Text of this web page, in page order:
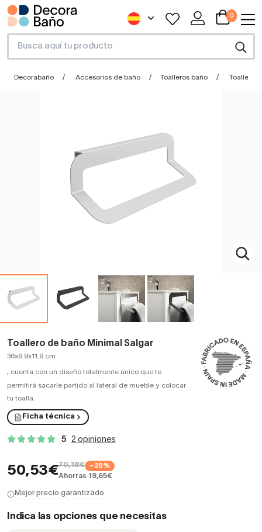
0
Decorabaño Accesorios de baño Toalleros baño Toallero
Toallero de baño Minimal Salgar
36x9.9x11.9 cm
, cuenta con un diseño totalmente único que te
permitirá sacarle partido al lateral de mueble y colocar
tu toalla.
Ficha técnica
5 2 opiniones
50,53€70,18€ −28%
Ahorras 19,65€
Mejor precio garantizado
Indica las opciones que necesitas